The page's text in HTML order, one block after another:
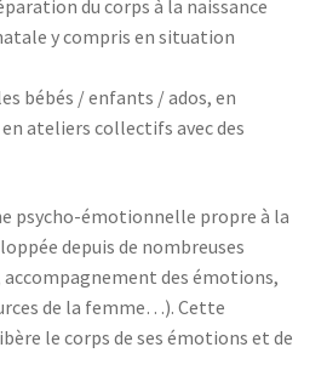
du corps à la naissance
y compris en situation
bébés / enfants / ados, en
ateliers collectifs avec des
psycho-émotionnelle propre à la
depuis de nombreuses
des émotions,
de la femme…). Cette
le corps de ses émotions et de